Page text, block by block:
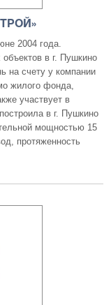
2004 года.
в г. Пушкино
на счету у компании
жилого фонда,
участвует в
в г. Пушкино
мощностью 15
протяженность